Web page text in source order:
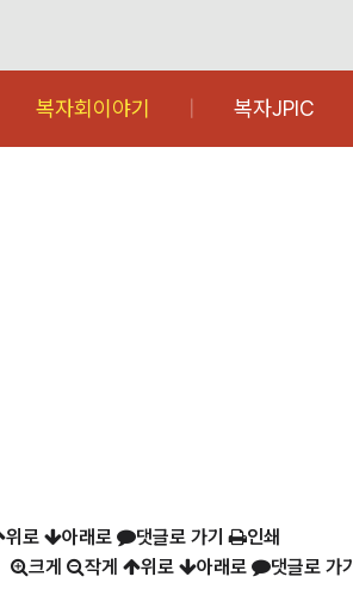
복자회이야기 복자JPIC
위로 아래로 댓글로 가기
인쇄
크게 작게 위로 아래로 댓글로 가기